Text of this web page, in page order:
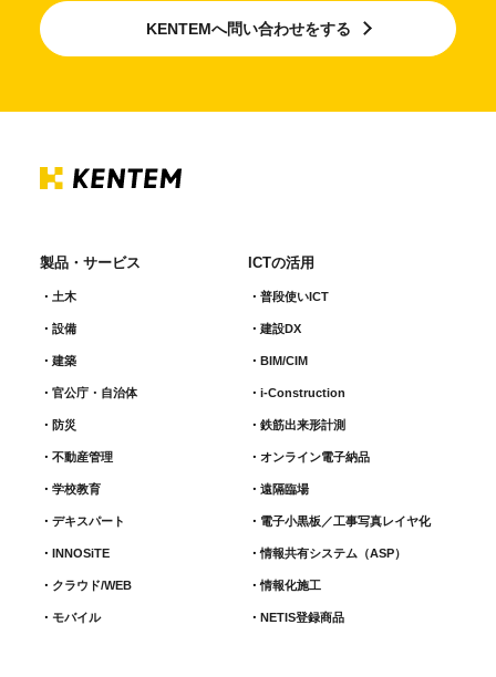
KENTEMへ問い合わせをする
製品・サービス
土木
設備
建築
官公庁・自治体
防災
不動産管理
学校教育
デキスパート
INNOSiTE
クラウド/WEB
モバイル
ICTの活用
普段使いICT
建設DX
BIM/CIM
i-Construction
鉄筋出来形計測​
オンライン電子納品
遠隔臨場
電子小黒板／工事写真レイヤ化
情報共有システム（ASP）
情報化施工
NETIS登録商品